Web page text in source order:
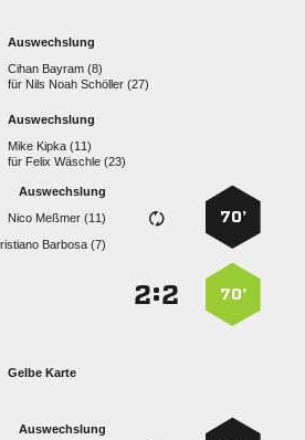
Auswechslung
  
für    
Auswechslung
  
für   
70’
Auswechslung
  
 
70’
:
Gelbe Karte
Auswechslung